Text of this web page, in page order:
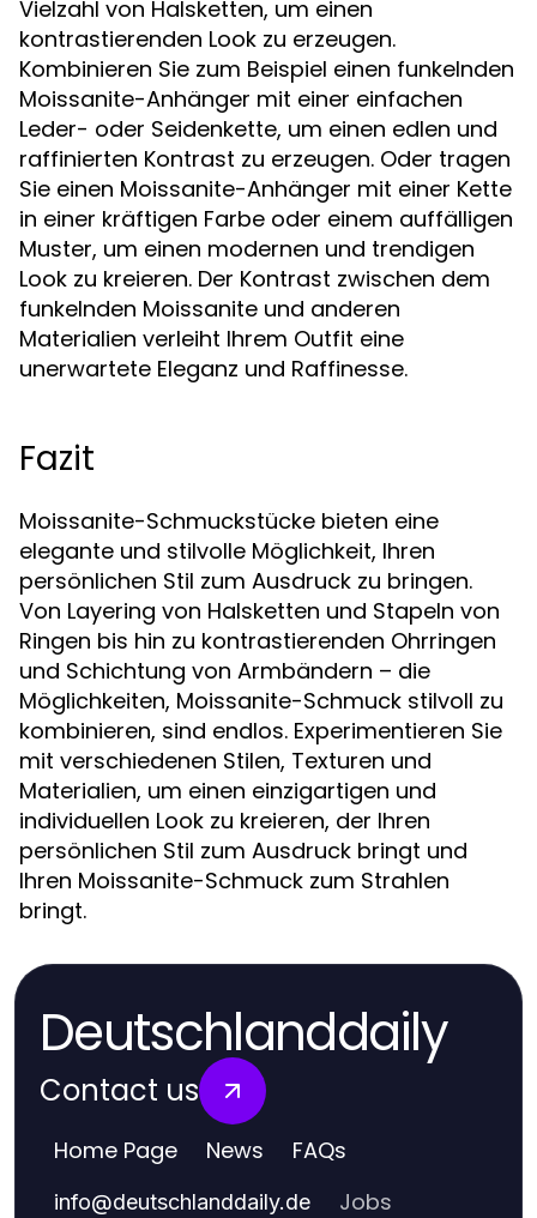
Vielzahl von Halsketten, um einen
kontrastierenden Look zu erzeugen.
Kombinieren Sie zum Beispiel einen funkelnden
Moissanite-Anhänger mit einer einfachen
Leder- oder Seidenkette, um einen edlen und
raffinierten Kontrast zu erzeugen. Oder tragen
Sie einen Moissanite-Anhänger mit einer Kette
in einer kräftigen Farbe oder einem auffälligen
Muster, um einen modernen und trendigen
Look zu kreieren. Der Kontrast zwischen dem
funkelnden Moissanite und anderen
Materialien verleiht Ihrem Outfit eine
unerwartete Eleganz und Raffinesse.
Fazit
Moissanite-Schmuckstücke bieten eine
elegante und stilvolle Möglichkeit, Ihren
persönlichen Stil zum Ausdruck zu bringen.
Von Layering von Halsketten und Stapeln von
Ringen bis hin zu kontrastierenden Ohrringen
und Schichtung von Armbändern – die
Möglichkeiten, Moissanite-Schmuck stilvoll zu
kombinieren, sind endlos. Experimentieren Sie
mit verschiedenen Stilen, Texturen und
Materialien, um einen einzigartigen und
individuellen Look zu kreieren, der Ihren
persönlichen Stil zum Ausdruck bringt und
Ihren Moissanite-Schmuck zum Strahlen
bringt.
Deutschlanddaily
Contact us
Home Page News FAQs
info@deutschlanddaily.de Jobs